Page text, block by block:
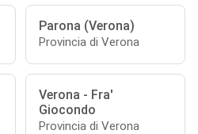
Parona (Verona)
Provincia di Verona
Verona - Fra'
Giocondo
Provincia di Verona